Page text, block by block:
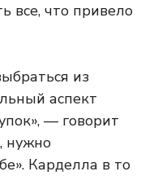
все, что привело
из
аспект
— говорит
нужно
Карделла в то